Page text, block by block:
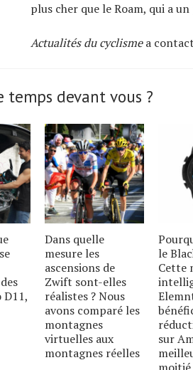
plus cher que le Roam, qui a
Actualités du cyclismea
temps devant vous ?
D11,
Dans quelle
mesure les
ascensions de
Zwift sont-elles
réalistes ? Nous
avons comparé les
montagnes
virtuelles aux
montagnes réelles
le
Cette
sur